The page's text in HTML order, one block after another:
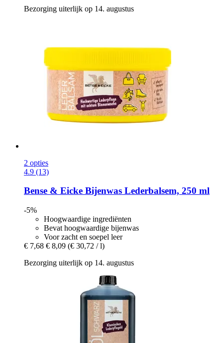
Bezorging uiterlijk op 14. augustus
2 opties
4.9 (13)
Bense & Eicke Bijenwas Lederbalsem, 250 ml
-5%
Hoogwaardige ingrediënten
Bevat hoogwaardige bijenwas
Voor zacht en soepel leer
€ 7,68 € 8,09 (€ 30,72 / l)
Bezorging uiterlijk op 14. augustus